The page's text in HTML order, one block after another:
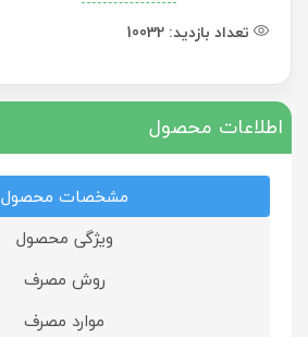
تعداد بازدید: 10032
اطلاعات محصول
مشخصات محصول
ویژگی محصول
روش مصرف
موارد مصرف